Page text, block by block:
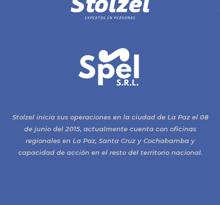
Stolzel inicia sus operaciones en la ciudad de La Paz el 08
de junio del 2015, actualmente cuenta con oficinas
regionales en La Paz, Santa Cruz y Cochabamba y
capacidad de acción en el resto del territorio nacional.